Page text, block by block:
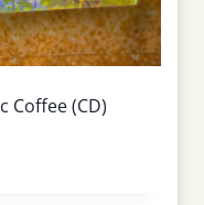
Coffee (CD)